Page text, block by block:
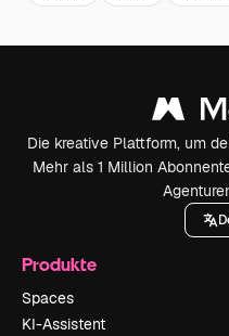
Die kreative Plattform, um
Mehr als 1 Million
Produkte
Spaces
KI-Assistent